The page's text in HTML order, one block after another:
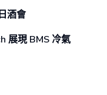
酒會
展現 BMS 冷氣